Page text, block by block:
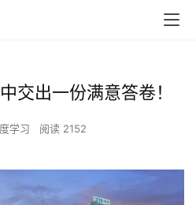
交出一份满意答卷！
学习 阅读 2152